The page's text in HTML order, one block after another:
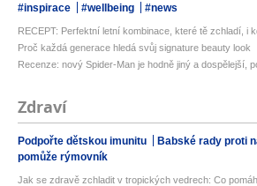
#inspirace #wellbeing #news
RECEPT: Perfektní letní kombinace, které tě zchladí, i
Proč každá generace hledá svůj signature beauty look
Recenze: nový Spider-Man je hodně jiný a dospělejší,
Zdraví
Podpořte dětskou imunitu Babské rady proti
pomůže rýmovník
Jak se zdravě zchladit v tropických vedrech: Co